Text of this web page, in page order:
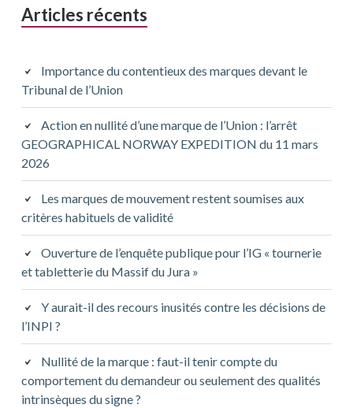
Articles récents
Importance du contentieux des marques devant le
Tribunal de l’Union
Action en nullité d’une marque de l’Union : l’arrêt
GEOGRAPHICAL NORWAY EXPEDITION du 11 mars
2026
Les marques de mouvement restent soumises aux
critères habituels de validité
Ouverture de l’enquête publique pour l’IG « tournerie
et tabletterie du Massif du Jura »
Y aurait-il des recours inusités contre les décisions de
l’INPI ?
Nullité de la marque : faut-il tenir compte du
comportement du demandeur ou seulement des qualités
intrinsèques du signe ?